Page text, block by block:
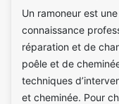
Un ramoneur est
connaissance
réparation et de
poêle et de
techniques
et cheminée. Pour